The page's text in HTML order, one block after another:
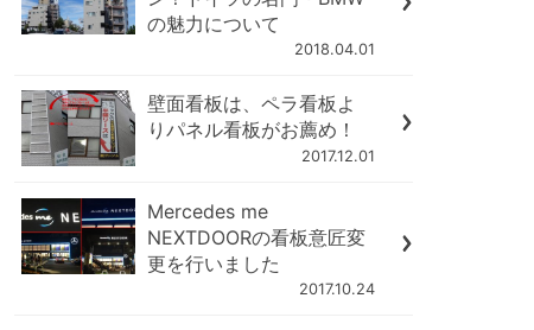
の魅力について
2018.04.01
壁面看板は、ペラ看板よ
りパネル看板がお薦め！
2017.12.01
Mercedes me
NEXTDOORの看板意匠変
更を行いました
2017.10.24